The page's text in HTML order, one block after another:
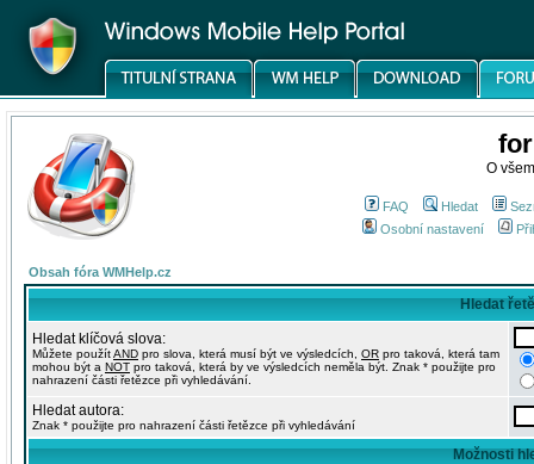
O
FAQ Hledat
Osobní nastavení
Obsah fóra WMHelp.cz
Hledat
Hledat klíčová slova:
Můžete použítAND pro slova, která musí být ve výsledcích, OR pro taková, která tam
mohou být a NOT pro taková, která by ve výsledcích neměla být. Znak * použijte pro
nahrazení části řetězce při vyhledávání.
Hledat autora:
Znak * použijte pro nahrazení části řetězce při vyhledávání
Možnosti